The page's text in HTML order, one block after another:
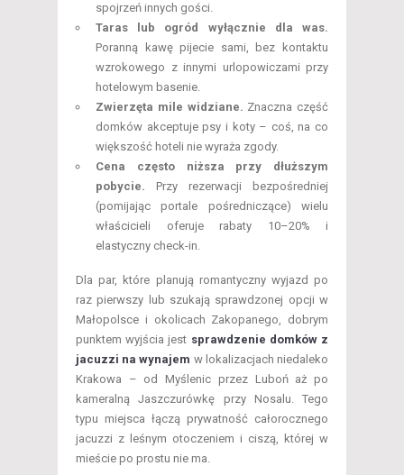
spojrzeń innych gości.
Taras lub ogród wyłącznie dla was.
Poranną kawę pijecie sami, bez kontaktu
wzrokowego z innymi urlopowiczami przy
hotelowym basenie.
Zwierzęta mile widziane. Znaczna część
domków akceptuje psy i koty – coś, na co
większość hoteli nie wyraża zgody.
Cena często niższa przy dłuższym
pobycie. Przy rezerwacji bezpośredniej
(pomijając portale pośredniczące) wielu
właścicieli oferuje rabaty 10–20% i
elastyczny check-in.
Dla par, które planują romantyczny wyjazd po
raz pierwszy lub szukają sprawdzonej opcji w
Małopolsce i okolicach Zakopanego, dobrym
punktem wyjścia jest sprawdzenie domków z
jacuzzi na wynajem w lokalizacjach niedaleko
Krakowa – od Myślenic przez Luboń aż po
kameralną Jaszczurówkę przy Nosalu. Tego
typu miejsca łączą prywatność całorocznego
jacuzzi z leśnym otoczeniem i ciszą, której w
mieście po prostu nie ma.